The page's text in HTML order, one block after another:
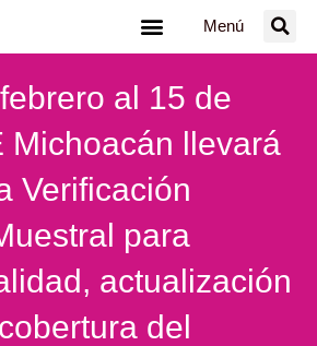
Menú
al 15 de
Michoacán llevará
Verificación
para
actualización
del